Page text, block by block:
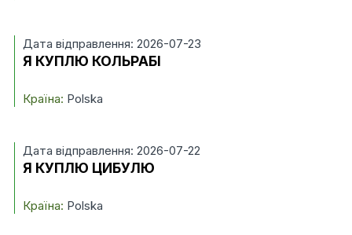
Дата відправлення: 2026-07-23
Я КУПЛЮ КОЛЬРАБІ
Країна: Polska
Дата відправлення: 2026-07-22
Я КУПЛЮ ЦИБУЛЮ
Країна: Polska